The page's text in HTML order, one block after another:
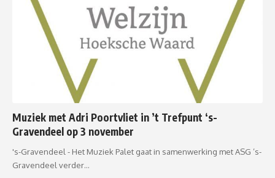
Muziek met Adri Poortvliet in ’t Trefpunt ‘s-
Gravendeel op 3 november
's-Gravendeel - Het Muziek Palet gaat in samenwerking met ASG ’s-
Gravendeel verder…